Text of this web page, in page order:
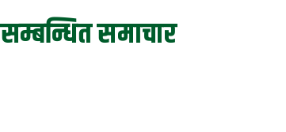
सम्बन्धित समाचार